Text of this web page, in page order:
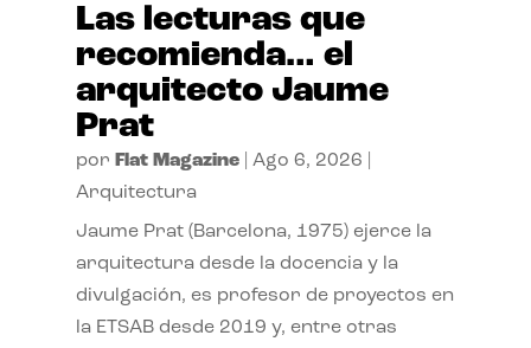
Las lecturas que
recomienda… el
arquitecto Jaume
Prat
por Flat Magazine| Ago 6, 2026
Arquitectura
Jaume Prat (Barcelona, 1975) ejerce la
arquitectura desde la docencia y la
divulgación, es profesor de proyectos en
la ETSAB desde 2019 y, entre otras